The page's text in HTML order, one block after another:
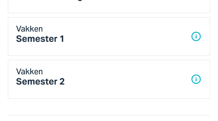
Vakken
Semester 1
Vakken
Semester 2